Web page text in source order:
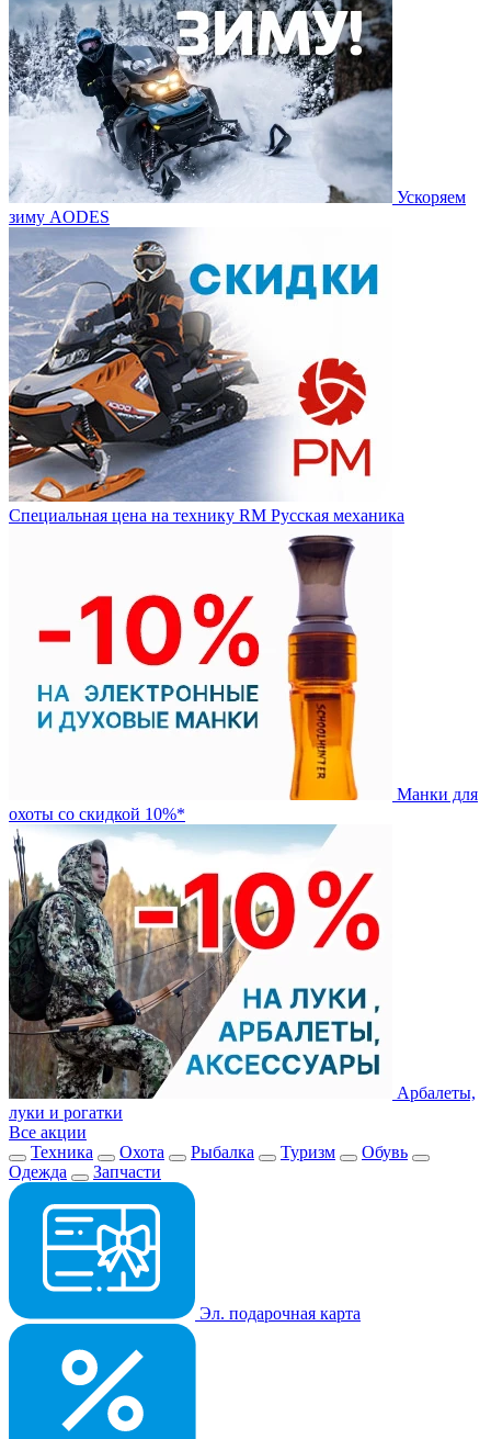
Ускоряем
зиму AODES
Специальная цена на технику RM Русская механика
Манки для
охоты со скидкой 10%*
Арбалеты,
луки и рогатки
Все акции
Техника
Охота Рыбалка Туризм
Обувь
Одежда
Запчасти
Эл. подарочная карта